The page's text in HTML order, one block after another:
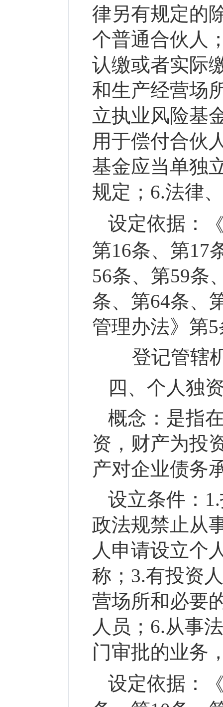
律另有规定的
个普通合伙人
认缴或者实际
和生产经营场
立执业风险基
用于偿付合伙
基金应当单独
规定；6.法律
设定依据：
第16条、第17
56条、第59条
条、第64条、
管理办法》第
登记管辖
四、个人独
概念： 是指
资，财产为投
产对企业债务
设立条件：
政法规禁止从
人申请设立个
称；3.有投资
营场所和必要
人员；6.从事
门审批的业务
设定依据：